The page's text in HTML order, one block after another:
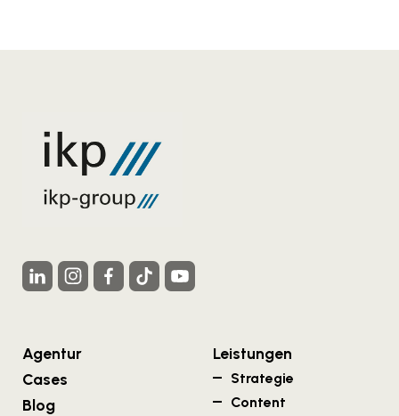
Agentur
Cases
Blog
Leistungen
Strategie
Content